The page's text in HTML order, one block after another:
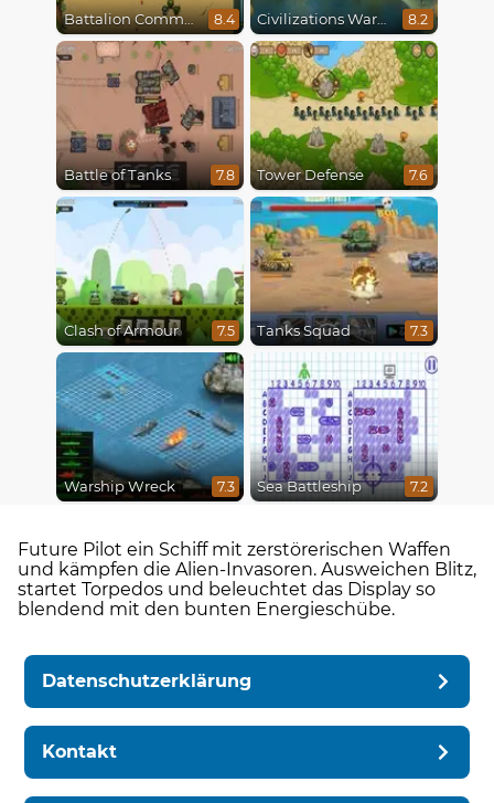
Battalion Commander 8.4 Civilizations Wars Master Edition 8.2
Battle of Tanks 7.8 Tower Defense 7.6
Clash of Armour 7.5 Tanks Squad 7.3
Warship Wreck 7.3 Sea Battleship 7.2
Future Pilot ein Schiff mit zerstörerischen Waffen
und kämpfen die Alien-Invasoren. Ausweichen Blitz,
startet Torpedos und beleuchtet das Display so
blendend mit den bunten Energieschübe.
Datenschutzerklärung
Kontakt